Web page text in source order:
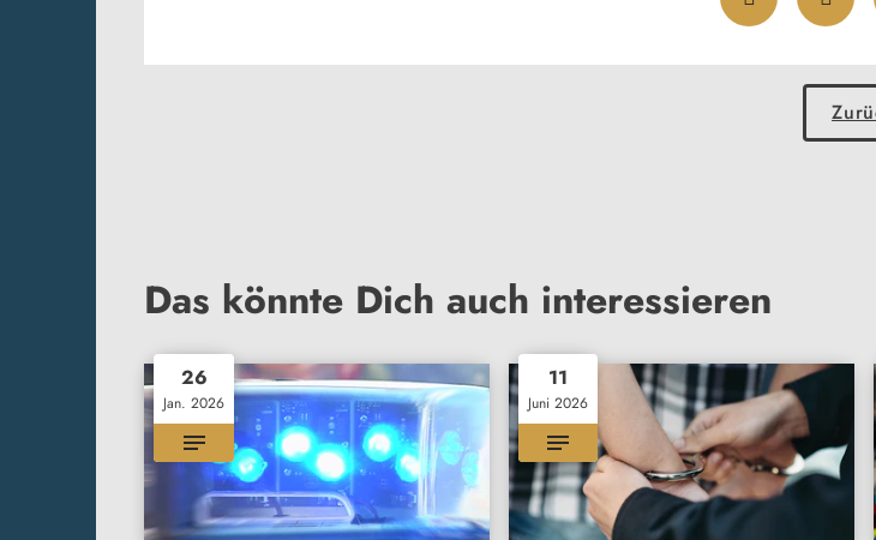
Das könnte Dich auch interessieren
26
Jan. 2026
11
Juni 2026